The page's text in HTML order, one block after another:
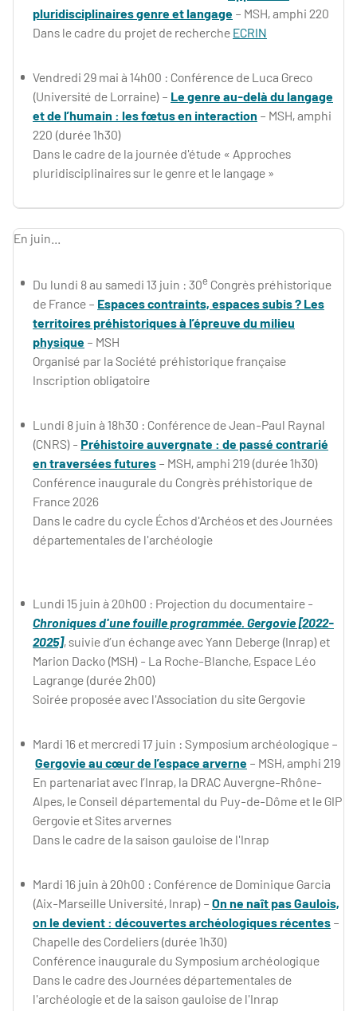
pluridisciplinaires genre et langage – MSH, amphi 220
Dans le cadre du projet de recherche ECRIN
Vendredi 29 mai à 14h00 : Conférence de Luca Greco
(Université de Lorraine) – Le genre au-delà du langage
et de l’humain : les fœtus en interaction – MSH, amphi
220 (durée 1h30)
Dans le cadre de la journée d'étude « Approches
pluridisciplinaires sur le genre et le langage »
En juin...
Du lundi 8 au samedi 13 juin : 30e Congrès préhistorique
de France – Espaces contraints, espaces subis ? Les
territoires préhistoriques à l’épreuve du milieu
physique – MSH
Organisé par la Société préhistorique française
Inscription obligatoire
Lundi 8 juin à 18h30 : Conférence de Jean-Paul Raynal
(CNRS) - Préhistoire auvergnate : de passé contrarié
en traversées futures – MSH, amphi 219 (durée 1h30)
Conférence inaugurale du Congrès préhistorique de
France 2026
Dans le cadre du cycle Échos d'Archéos et des Journées
départementales de l'archéologie
Lundi 15 juin à 20h00 : Projection du documentaire -
Chroniques d'une fouille programmée. Gergovie [2022-
2025], suivie d’un échange avec Yann Deberge (Inrap) et
Marion Dacko (MSH) - La Roche-Blanche, Espace Léo
Lagrange (durée 2h00)
Soirée proposée avec l'Association du site Gergovie
Mardi 16 et mercredi 17 juin : Symposium archéologique –
Gergovie au cœur de l’espace arverne – MSH, amphi 219
En partenariat avec l’Inrap, la DRAC Auvergne-Rhône-
Alpes, le Conseil départemental du Puy-de-Dôme et le GIP
Gergovie et Sites arvernes
Dans le cadre de la saison gauloise de l'Inrap
Mardi 16 juin à 20h00 : Conférence de Dominique Garcia
(Aix-Marseille Université, Inrap) – On ne naît pas Gaulois,
on le devient : découvertes archéologiques récentes –
Chapelle des Cordeliers (durée 1h30)
Conférence inaugurale du Symposium archéologique
Dans le cadre des Journées départementales de
l'archéologie et de la saison gauloise de l'Inrap